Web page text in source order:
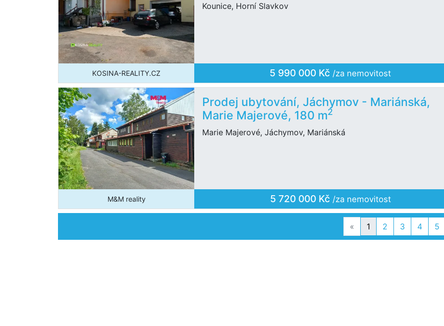
Kounice, Horní Slavkov
KOSINA-REALITY.CZ 5 990 000 Kč /za nemovitost
Prodej ubytování, Jáchymov - Mariánská,
Marie Majerové, 180 m2
Marie Majerové, Jáchymov, Mariánská
M&M reality 5 720 000 Kč /za nemovitost
« Previous
1 2 3 4 5